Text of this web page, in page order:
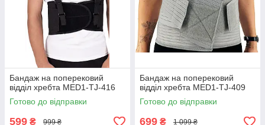
Бандаж на поперековий
відділ хребта MED1-TJ-416
Готово до відправки
599 ₴ 999 ₴
Бандаж на поперековий
відділ хребта MED1-TJ-409
Готово до відправки
699 ₴ 1 099 ₴